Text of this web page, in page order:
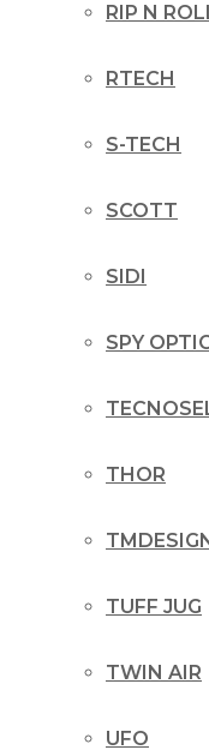
RIP N
RTECH
S-TECH
SCOTT
SIDI
SPY
THOR
TUFF JUG
TWIN AIR
UFO